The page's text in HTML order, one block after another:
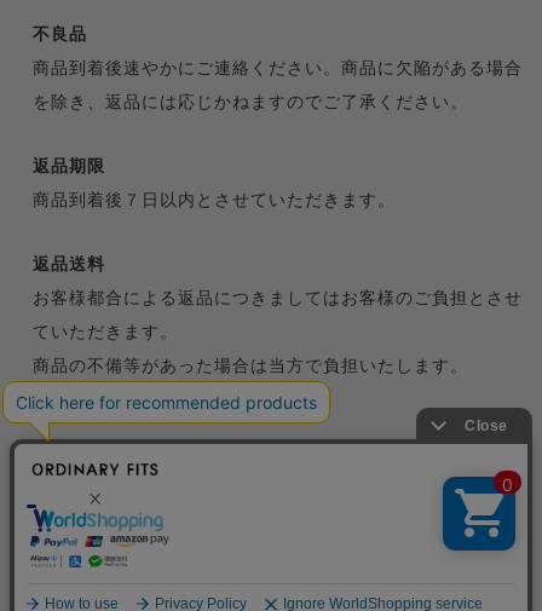
不良品
商品到着後速やかにご連絡ください。商品に欠陥がある場合
を除き、返品には応じかねますのでご了承ください。
返品期限
商品到着後７日以内とさせていただきます。
返品送料
お客様都合による返品につきましてはお客様のご負担とさせ
ていただきます。
商品の不備等があった場合は当方で負担いたします。
プライバシーポリシー